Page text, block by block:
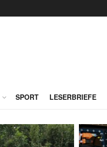
SPORT LESERBRIEFE